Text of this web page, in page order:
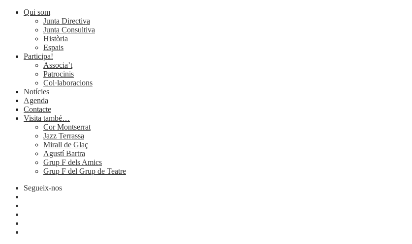
Qui som
Junta Directiva
Junta Consultiva
Història
Espais
Participa!
Associa’t
Patrocinis
Col·laboracions
Notícies
Agenda
Contacte
Visita també…
Cor Montserrat
Jazz Terrassa
Mirall de Glaç
Agustí Bartra
Grup F dels Amics
Grup F del Grup de Teatre
Segueix-nos